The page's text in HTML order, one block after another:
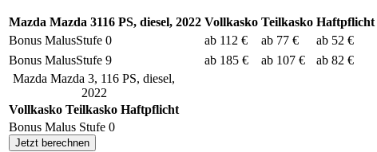
Mazda Mazda 3116 PS, diesel, 2022 Vollkasko Teilkasko Haftpflicht
Bonus MalusStufe 0 ab 112 € ab 77 € ab 52 €
Bonus MalusStufe 9 ab 185 € ab 107 € ab 82 €
Mazda Mazda 3, 116 PS, diesel,
2022
Vollkasko Teilkasko Haftpflicht
Bonus Malus Stufe 0
Jetzt berechnen